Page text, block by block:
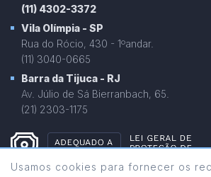
(11) 4302-3372
Vila Olímpia - SP
Rua do Rócio, 430 - 1ºandar.
(11) 3040-0665
Barra da Tijuca - RJ
Av. Júlio de Sá Bierranbach, 65.
(21) 2303-1175
Usamos cookies para fornecer os